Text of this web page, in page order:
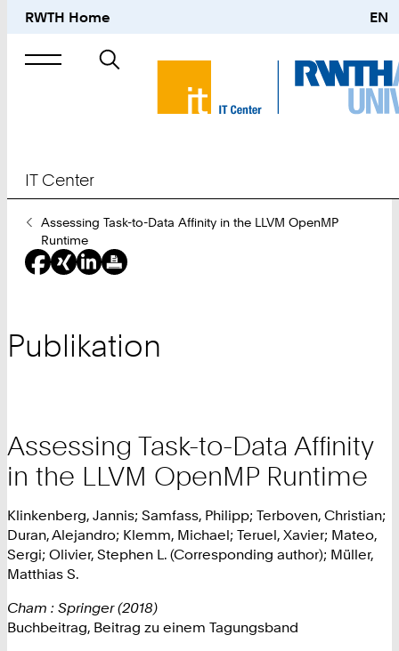
RWTH Home EN
Suche
nach
IT Center
Sie
sind
hier:
Assessing Task-to-Data Affinity in the LLVM OpenMP
Runtime
Publikation
Assessing Task-to-Data Affinity
in the LLVM OpenMP Runtime
Klinkenberg, Jannis; Samfass, Philipp; Terboven, Christian;
Duran, Alejandro; Klemm, Michael; Teruel, Xavier; Mateo,
Sergi; Olivier, Stephen L. (Corresponding author); Müller,
Matthias S.
Cham : Springer (2018)
Buchbeitrag, Beitrag zu einem Tagungsband